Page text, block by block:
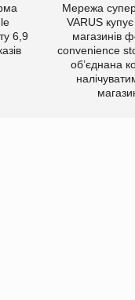
6,9
Мережа
VARUS
магазинів
convenience
об’єднана